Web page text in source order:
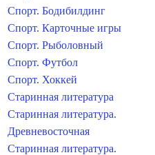
Спорт. Бодибилдинг
Спорт. Карточные игры
Спорт. Рыболовный
Спорт. Футбол
Спорт. Хоккей
Старинная литература
Старинная литература.
Древневосточная
Старинная литература.